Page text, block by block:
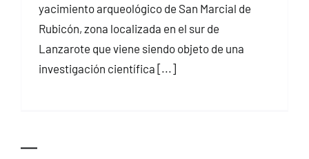
yacimiento arqueológico de San Marcial de
Rubicón, zona localizada en el sur de
Lanzarote que viene siendo objeto de una
investigación científica [...]
—